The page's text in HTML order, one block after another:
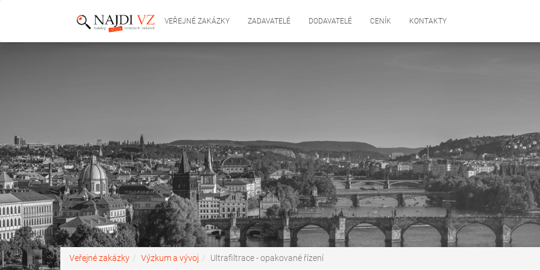
VEŘEJNÉ ZAKÁZKY ZADAVATELÉ DODAVATELÉ CENÍK KONTAKTY
Veřejné zakázky Výzkum a vývoj Ultrafiltrace - opakované řízení